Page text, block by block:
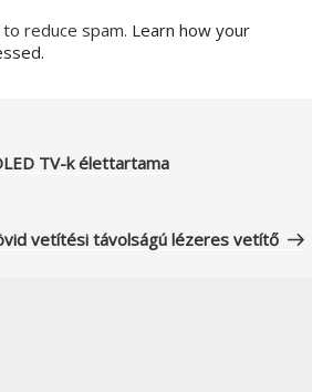
reduce spam. Learn how your
TV-k élettartama
vetítési távolságú lézeres vetítő